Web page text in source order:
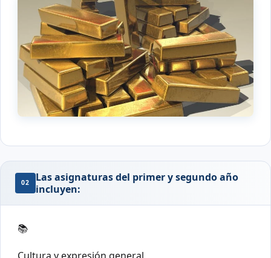
02
Las asignaturas del primer y segundo año
incluyen:
📚